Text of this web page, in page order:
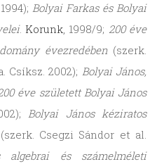
Bolyai Farkas és Bolyai
. Korunk, 1998/9; 200 éve
évezredében(szerk.
Csíksz. 2002); Bolyai János,
éve született Bolyai János
Bolyai János kéziratos
Csegzi Sándor et al.
algebrai és számelméleti